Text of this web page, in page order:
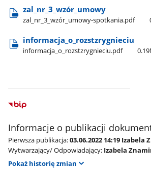
zal​_nr​_3​_wzór​_umowy
zal​_nr​_3​_wzór​_umowy-spotkania.pdf
informacja​_o​_rozstzrygnieciu
informacja​_o​_rozstzrygnieciu.pdf
Informacje o publikacji
Pierwsza publikacja:03.06.2022 14:19 Izabela
Wytwarzający/ Odpowiadający: Izabela
Pokaż historię zmian